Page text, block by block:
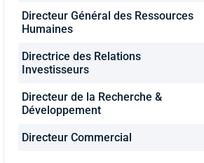
Directeur Général des Ressources
Humaines
Directrice des Relations
Investisseurs
Directeur de la Recherche &
Développement
Directeur Commercial